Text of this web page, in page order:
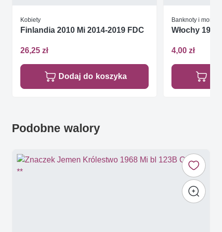
Kobiety
Finlandia 2010 Mi 2014-2019 FDC
26,25 zł
Dodaj do koszyka
Banknoty i
Włochy 1974
4,00 zł
Podobne walory